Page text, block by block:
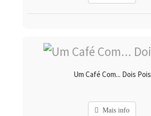
Um Café Com... Dois Pois
Mais info